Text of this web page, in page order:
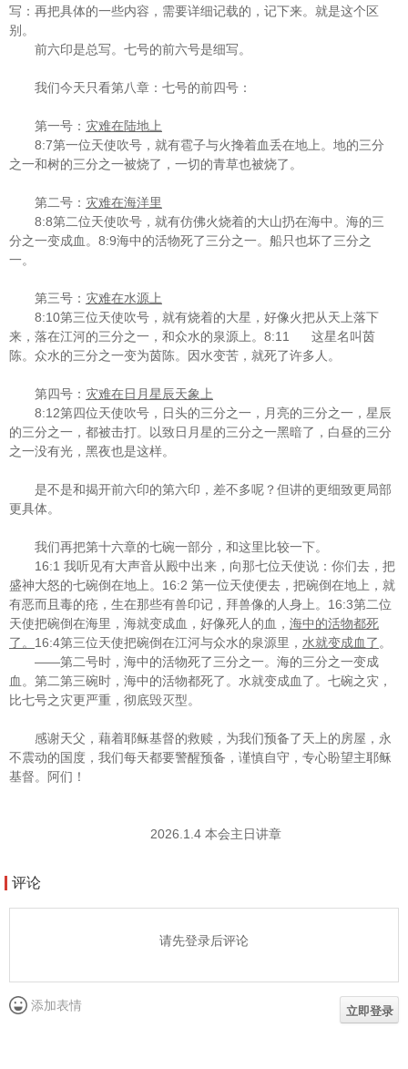
写：再把具体的一些内容，需要详细记载的，记下来。就是这个区
别。
前六印是总写。七号的前六号是细写。
我们今天只看第八章：七号的前四号：
第一号： 灾难在陆地上
8:7第一位天使吹号，就有雹子与火搀着血丢在地上。地的三分
之一和树的三分之一被烧了，一切的青草也被烧了。
第二号： 灾难在海洋里
8:8第二位天使吹号，就有仿佛火烧着的大山扔在海中。海的三
分之一变成血。 8:9海中的活物死了三分之一。船只也坏了三分之
一。
第三号： 灾难在水源上
8:10第三位天使吹号，就有烧着的大星，好像火把从天上落下
来，落在江河的三分之一，和众水的泉源上。 8:11 这星名叫茵
陈。众水的三分之一变为茵陈。因水变苦，就死了许多人。
第四号： 灾难在日月星辰天象上
8:12第四位天使吹号，日头的三分之一，月亮的三分之一，星辰
的三分之一，都被击打。以致日月星的三分之一黑暗了，白昼的三分
之一没有光，黑夜也是这样。
是不是和揭开前六印的第六印，差不多呢？但讲的更细致更局部
更具体。
我们再把第十六章的七碗一部分，和这里比较一下。
16:1 我听见有大声音从殿中出来，向那七位天使说：你们去，把
盛神大怒的七碗倒在地上。 16:2 第一位天使便去，把碗倒在地上，就
有恶而且毒的疮，生在那些有兽印记，拜兽像的人身上。 16:3第二位
天使把碗倒在海里，海就变成血，好像死人的血， 海中的活物都死
了。 16:4第三位天使把碗倒在江河与众水的泉源里， 水就变成血了 。
——第二号时，海中的活物死了三分之一。海的三分之一变成
血。第二第三碗时，海中的活物都死了。水就变成血了。七碗之灾，
比七号之灾更严重，彻底毁灭型。
感谢天父，藉着耶稣基督的救赎，为我们预备了天上的房屋，永
不震动的国度，我们每天都要警醒预备，谨慎自守，专心盼望主耶稣
基督。阿们！
2026.1.4 本会主日讲章